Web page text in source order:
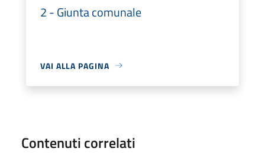
2 - Giunta comunale
VAI ALLA PAGINA
Contenuti correlati